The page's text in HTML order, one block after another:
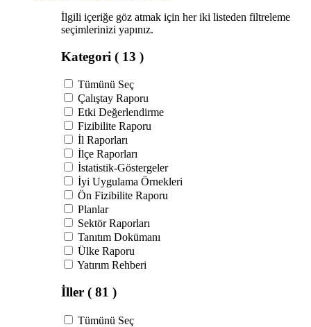
İlgili içeriğe göz atmak için her iki listeden filtreleme
seçimlerinizi yapınız.
Kategori ( 13 )
Tümünü Seç
Çalıştay Raporu
Etki Değerlendirme
Fizibilite Raporu
İl Raporları
İlçe Raporları
İstatistik-Göstergeler
İyi Uygulama Örnekleri
Ön Fizibilite Raporu
Planlar
Sektör Raporları
Tanıtım Dokümanı
Ülke Raporu
Yatırım Rehberi
İller ( 81 )
Tümünü Seç